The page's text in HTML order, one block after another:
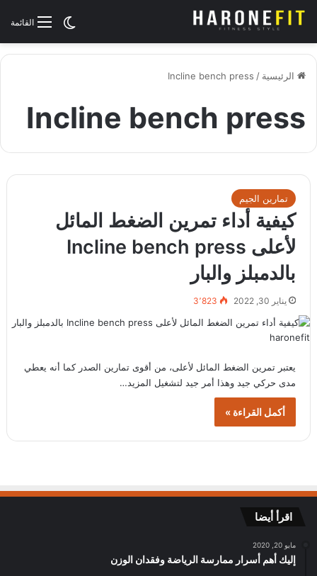
القائمةالوضع
الرئيسية /
Incline bench press
Incline bench press
تمارين الجيم
كيفية أداء تمرين الضغط المائل
لأعلى Incline bench press
بالدمبلز والبار
يناير 30, 2022 3٬823
يعتبر تمرين الضغط المائل لأعلى، من أقوى تمارين الصدر كما أنه يعطي
مدى حركي جيد وهذا أمر جيد لتشغيل المزيد…
أكمل القراءة »
اقرأ أيضا
مايو 20, 2020
إليك أهم أسرار ممارسة الرياضة وفقدان الوزن